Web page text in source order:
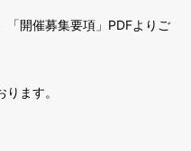
「開催募集要項」PDFよりご
ます。